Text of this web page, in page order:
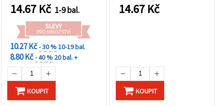
"Přijmout
vše!" Nebo
můžete
uvést své
preference v
Nastavení
výběrem
daného
typu
cookies a
kliknutím
na tlačítko
dekorace a scrapbooking
14.67 Kč 1-9 bal.
SLEVY
PRO MNOŽSTVÍ
10.27 Kč- 30 %10-19 bal.
8.80 Kč- 40 % 20 bal. +
KOUPIT
14.67 Kč
KOUPIT